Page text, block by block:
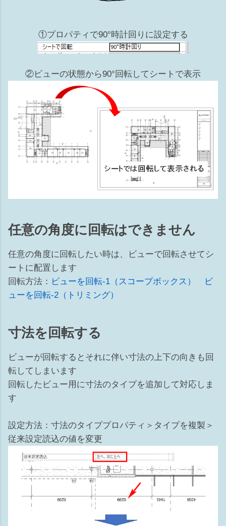
が外れている 4 フィルタで非表示にしている ビューごとに
フィルタの設定ができ、表示のチェックをオフすれば非表示
になります 5 ビューで要素を選択して非表示 非表示にする
要素を選択して右クリック⇒ビューで非表示⇒要素（カテゴ
リ） ※ビューテンプレートがあてられている場合はカテゴリ
は選択できません 非表示の解除の仕方 ...
①プロパティで90°時計回りに設定する
②ビューの状態から90°回転してシートで表示
任意の角度に回転はできません
任意の角度に回転したい時は、ビューで回転させてシ
ートに配置します
回転方法： ビューを回転-1（スコープボックス）
ビ
ューを回転-2（トリミング）
寸法を回転する
ビューが回転するとそれに伴い寸法の上下の向きも回
転してしまいます
回転したビュー用に寸法のタイプを追加して対応しま
す
設定方法：寸法のタイププロパティ＞タイプを複製＞
従来設定読込の値を変更